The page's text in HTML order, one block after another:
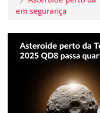
em segurança